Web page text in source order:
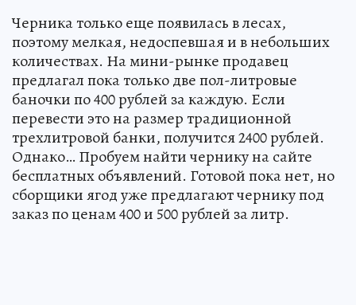
Черника только еще появилась в лесах,
поэтому мелкая, недоспевшая и в небольших
количествах. На мини-рынке продавец
предлагал пока только две пол-литровые
баночки по 400 рублей за каждую. Если
перевести это на размер традиционной
трехлитровой банки, получится 2400 рублей.
Однако… Пробуем найти чернику на сайте
бесплатных объявлений. Готовой пока нет, но
сборщики ягод уже предлагают чернику под
заказ по ценам 400 и 500 рублей за литр.